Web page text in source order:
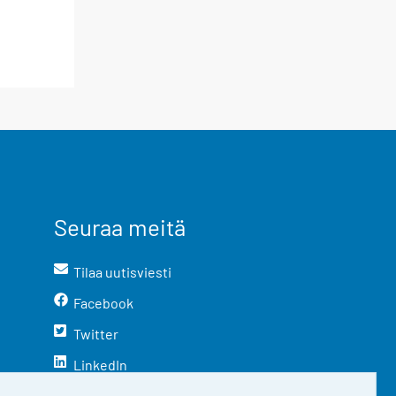
Seuraa meitä
Tilaa uutisviesti
Facebook
Twitter
LinkedIn